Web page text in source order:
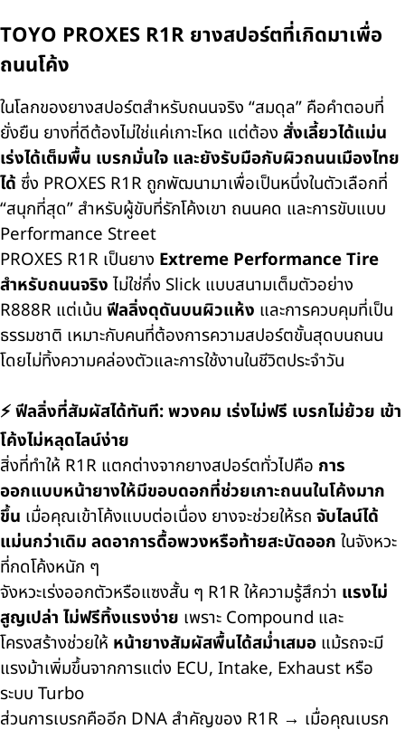
TOYO PROXES R1R ยางสปอร์ตที่เกิดมาเพื่อ
ถนนโค้ง
ในโลกของยางสปอร์ตสำหรับถนนจริง “สมดุล” คือคำตอบที่
ยั่งยืน ยางที่ดีต้องไม่ใช่แค่เกาะโหด แต่ต้อง สั่งเลี้ยวได้แม่น
เร่งได้เต็มพื้น เบรกมั่นใจ และยังรับมือกับผิวถนนเมืองไทย
ได้ ซึ่ง PROXES R1R ถูกพัฒนามาเพื่อเป็นหนึ่งในตัวเลือกที่
“สนุกที่สุด” สำหรับผู้ขับที่รักโค้งเขา ถนนคด และการขับแบบ
Performance Street
PROXES R1R เป็นยาง Extreme Performance Tire
สำหรับถนนจริง ไม่ใช่กึ่ง Slick แบบสนามเต็มตัวอย่าง
R888R แต่เน้น ฟีลลิ่งดุดันบนผิวแห้ง และการควบคุมที่เป็น
ธรรมชาติ เหมาะกับคนที่ต้องการความสปอร์ตขั้นสุดบนถนน
โดยไม่ทิ้งความคล่องตัวและการใช้งานในชีวิตประจำวัน
⚡ ฟีลลิ่งที่สัมผัสได้ทันที: พวงคม เร่งไม่ฟรี เบรกไม่ย้วย เข้า
โค้งไม่หลุดไลน์ง่าย
สิ่งที่ทำให้ R1R แตกต่างจากยางสปอร์ตทั่วไปคือ การ
ออกแบบหน้ายางให้มีขอบดอกที่ช่วยเกาะถนนในโค้งมาก
ขึ้น เมื่อคุณเข้าโค้งแบบต่อเนื่อง ยางจะช่วยให้รถ จับไลน์ได้
แม่นกว่าเดิม ลดอาการดื้อพวงหรือท้ายสะบัดออก ในจังหวะ
ที่กดโค้งหนัก ๆ
จังหวะเร่งออกตัวหรือแซงสั้น ๆ R1R ให้ความรู้สึกว่า แรงไม่
สูญเปล่า ไม่ฟรีทิ้งแรงง่าย เพราะ Compound และ
โครงสร้างช่วยให้ หน้ายางสัมผัสพื้นได้สม่ำเสมอ แม้รถจะมี
แรงม้าเพิ่มขึ้นจากการแต่ง ECU, Intake, Exhaust หรือ
ระบบ Turbo
ส่วนการเบรกคืออีก DNA สำคัญของ R1R → เมื่อคุณเบรก